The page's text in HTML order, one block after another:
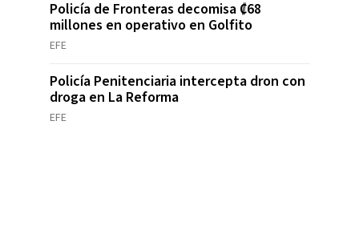
Policía de Fronteras decomisa ₡68
millones en operativo en Golfito
EFE
Policía Penitenciaria intercepta dron con
droga en La Reforma
EFE